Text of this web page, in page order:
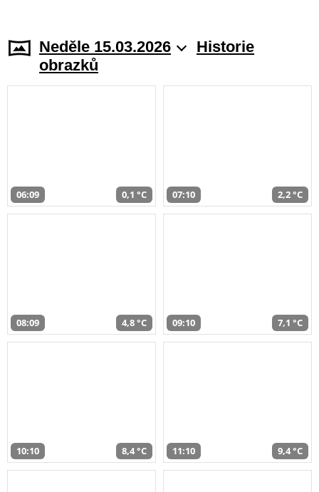
Neděle 15.03.2026
Historie
obrazků
06:09 0,1 °C 07:10 2,2 °C
08:09 4,8 °C 09:10 7,1 °C
10:10 8,4 °C 11:10 9,4 °C